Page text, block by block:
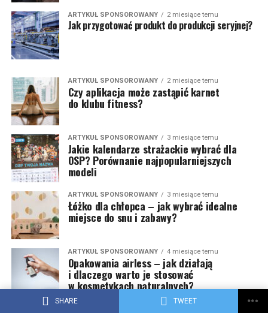
SHARE TWEET
ARTYKUŁ SPONSOROWANY 2 miesiące temu
Jak przygotować produkt do produkcji seryjnej?
ARTYKUŁ SPONSOROWANY 2 miesiące temu
Czy aplikacja może zastąpić karnet
do klubu fitness?
ARTYKUŁ SPONSOROWANY 3 miesiące temu
Jakie kalendarze strażackie wybrać dla
OSP? Porównanie najpopularniejszych
modeli
ARTYKUŁ SPONSOROWANY 3 miesiące temu
Łóżko dla chłopca – jak wybrać idealne
miejsce do snu i zabawy?
ARTYKUŁ SPONSOROWANY 4 miesiące temu
Opakowania airless – jak działają
i dlaczego warto je stosować
w kosmetykach naturalnych?